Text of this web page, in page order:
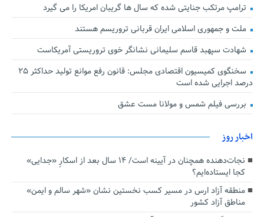
ترامپ مرتکب جنایتی شده که سال ها گریبان امریکا را می گیرد
ملت و جمهوری اسلامی ایران قربانی تروریسم هستند
شهادت سپهبد قاسم سلیمانی نشانگر خوی تروریستی آمریکاست
سخنگوی کمیسیون اقتصادی مجلس: قانون رفع موانع تولید حداکثر ۲۵
درصد اجرایی شده است
بررسی فیلم شمس و مولانا مست عشق
اخبار روز
نجات‌دهنده‌ همچنان در آیینه است/ ۱۴ سال بعد از اسکارِ «جدایی»
کجا ایستاده‌ایم؟
منطقه آزاد ارس در مسیر کسب نخستین نشان «شهر سالم و ایمن»
مناطق آزاد کشور